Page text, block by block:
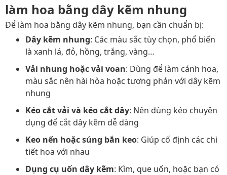
làm hoa bằng dây kẽm nhung
Để làm hoa bằng dây kẽm nhung, bạn cần chuẩn bị:
Dây kẽm nhung: Các màu sắc tùy chọn, phổ biến
là xanh lá, đỏ, hồng, trắng, vàng…
Vải nhung hoặc vải voan: Dùng để làm cánh hoa,
màu sắc nên hài hòa hoặc tương phản với dây kẽm
nhung
Kéo cắt vải và kéo cắt dây: Nên dùng kéo chuyên
dụng để cắt dây kẽm dễ dàng
Keo nến hoặc súng bắn keo: Giúp cố định các chi
tiết hoa với nhau
Dụng cụ uốn dây kẽm: Kìm, que uốn, hoặc bạn có